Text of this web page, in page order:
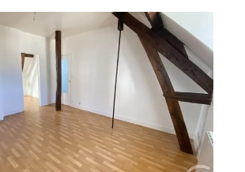
pièces
F2 à louer
€
comprises